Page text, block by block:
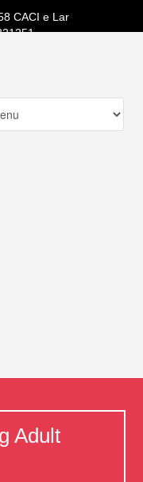
CACI e Lar
Adult